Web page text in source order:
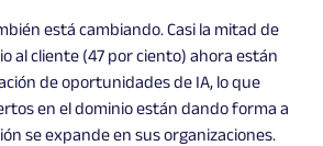
está cambiando. Casi la mitad de
al cliente (47 por ciento) ahora están
de oportunidades de IA, lo que
en el dominio están dando forma a
se expande en sus organizaciones.